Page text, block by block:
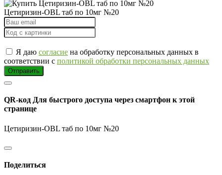
Цетиризин-OBL таб по 10мг №20
Я даю согласие на обработку персональных данных в
соответствии с политикой обработки персональных данных
Отправить
QR-код Для быстрого доступа через смартфон к этой
странице
Цетиризин-OBL таб по 10мг №20
Поделиться